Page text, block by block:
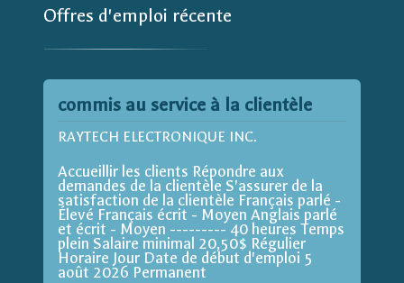
Offres d'emploi récente
commis au service à la clientèle
RAYTECH ELECTRONIQUE INC.
Accueillir les clients Répondre aux
demandes de la clientèle S'assurer de la
satisfaction de la clientèle Français parlé -
Élevé Français écrit - Moyen Anglais parlé
et écrit - Moyen --------- 40 heures Temps
plein Salaire minimal 20,50$ Régulier
Horaire Jour Date de début d'emploi 5
août 2026 Permanent